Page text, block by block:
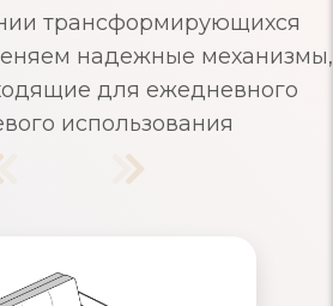
трансформирующихся
надежные механизмы,
для ежедневного
использования
Аккордеон